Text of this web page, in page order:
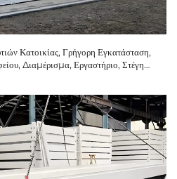
Κατοικίας, Γρήγορη Εγκατάσταση,
Διαμέρισμα, Εργαστήριο, Στέγη